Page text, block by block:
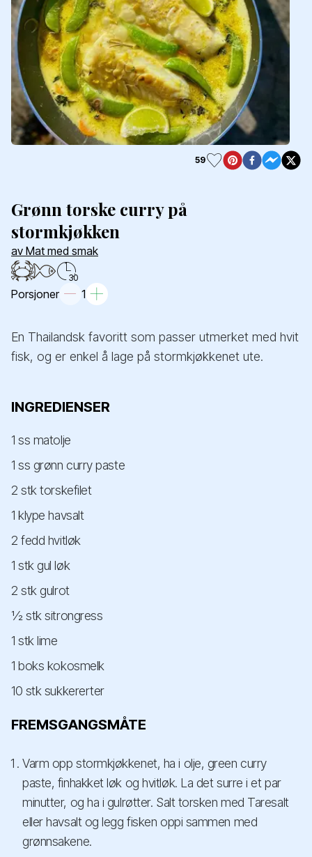
Grønn torske curry på
stormkjøkken
av Mat med smak
30
Porsjoner 1
59
En Thailandsk favoritt som passer utmerket med hvit
fisk, og er enkel å lage på stormkjøkkenet ute.
INGREDIENSER
1 ss matolje
1 ss grønn curry paste
2 stk torskefilet
1 klype havsalt
2 fedd hvitløk
1 stk gul løk
2 stk gulrot
½ stk sitrongress
1 stk lime
1 boks kokosmelk
10 stk sukkererter
FREMSGANGSMÅTE
Varm opp stormkjøkkenet, ha i olje, green curry
paste, finhakket løk og hvitløk. La det surre i et par
minutter, og ha i gulrøtter. Salt torsken med Taresalt
eller havsalt og legg fisken oppi sammen med
grønnsakene.